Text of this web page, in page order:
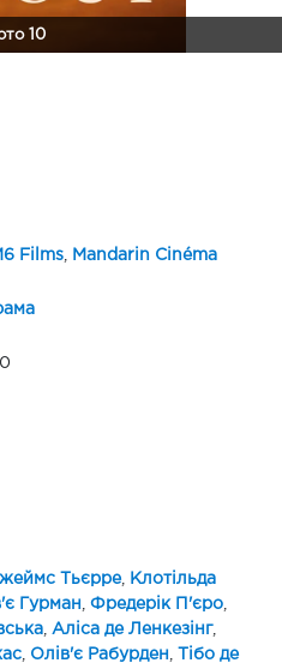
10
Films, Mandarin Cinéma
Тьєрре,
Клотільда
Гурман Фредерік П'єро,
, Аліса де Ленкезінг,
, Олів'є Рабурден
Тібо де